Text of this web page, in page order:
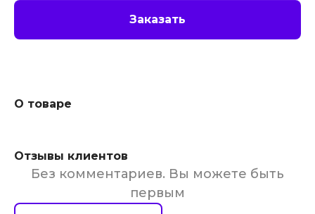
Заказать
О товаре
Отзывы клиентов
Без комментариев. Вы можете быть
первым